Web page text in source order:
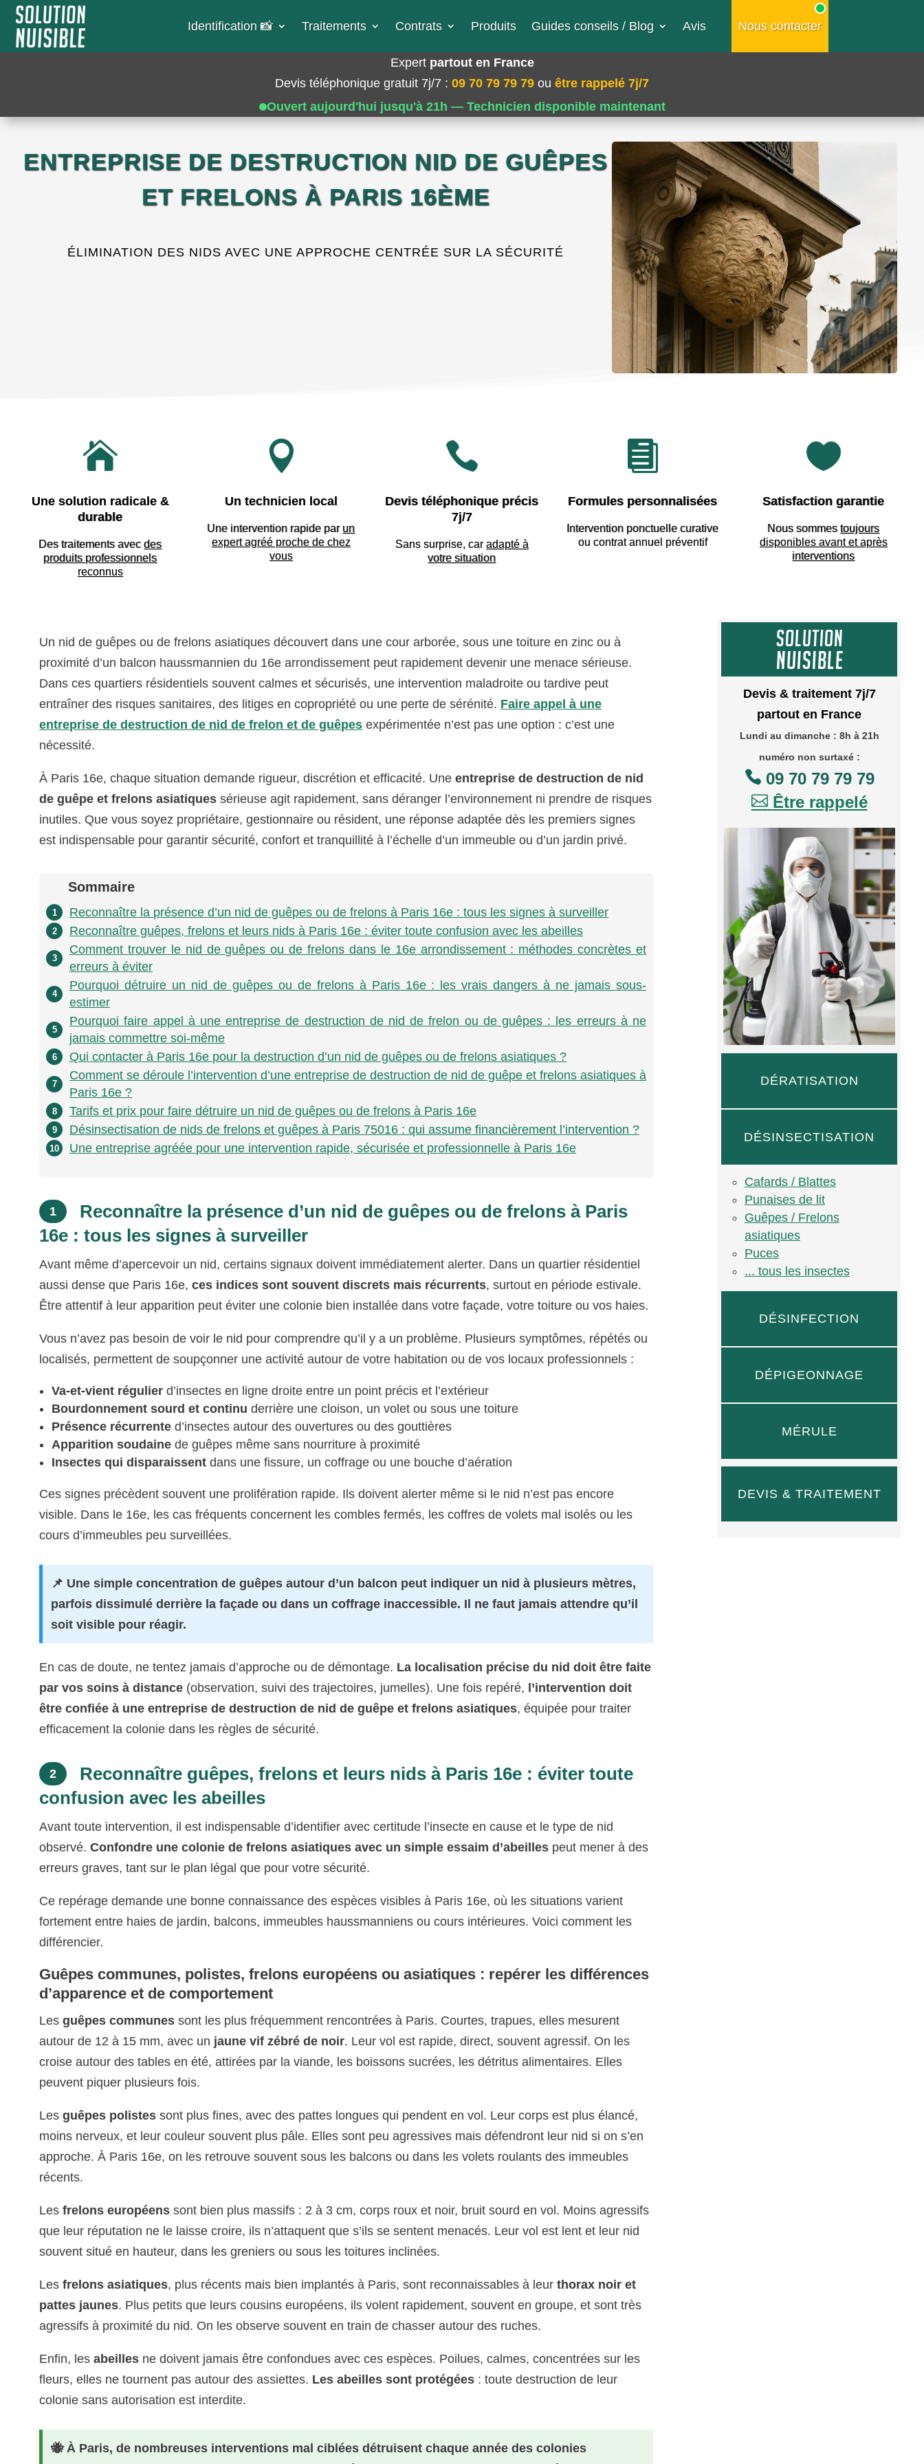
Identification 📸​ Traitements Contrats Produits Guides conseils / Blog Avis Nous contacter
Expert partout en France
Devis téléphonique gratuit 7j/7 : 09 70 79 79 79 ou être rappelé 7j/7
Ouvert aujourd'hui jusqu'à 21h — Technicien disponible maintenant
ENTREPRISE DE DESTRUCTION NID DE GUÊPES
ET FRELONS À PARIS 16ÈME
ÉLIMINATION DES NIDS AVEC UNE APPROCHE CENTRÉE SUR LA SÉCURITÉ

Une solution radicale &
durable
Des traitements avecdes
produits professionnels
reconnus

Un technicien local
Une intervention rapide par un
expert agréé proche de chez
vous

Devis téléphonique précis
7j/7
Sans surprise, car adapté à
votre situation

Formules personnalisées
Intervention ponctuelle curative
ou contrat annuel préventif

Satisfaction garantie
Nous sommestoujours
disponibles avant et après
interventions
Un nid de guêpes ou de frelons asiatiques découvert dans une cour arborée, sous une toiture en zinc ou à
proximité d’un balcon haussmannien du 16e arrondissement peut rapidement devenir une menace sérieuse.
Dans ces quartiers résidentiels souvent calmes et sécurisés, une intervention maladroite ou tardive peut
entraîner des risques sanitaires, des litiges en copropriété ou une perte de sérénité. Faire appel à une
entreprise de destruction de nid de frelon et de guêpes expérimentée n’est pas une option : c’est une
nécessité.
À Paris 16e, chaque situation demande rigueur, discrétion et efficacité. Uneentreprise de destruction de nid
de guêpe et frelons asiatiques sérieuse agit rapidement, sans déranger l’environnement ni prendre de risques
inutiles. Que vous soyez propriétaire, gestionnaire ou résident, une réponse adaptée dès les premiers signes
est indispensable pour garantir sécurité, confort et tranquillité à l’échelle d’un immeuble ou d’un jardin privé.
Sommaire
1 Reconnaître la présence d’un nid de guêpes ou de frelons à Paris 16e : tous les signes à surveiller
2 Reconnaître guêpes, frelons et leurs nids à Paris 16e : éviter toute confusion avec les abeilles
3
Comment trouver le nid de guêpes ou de frelons dans le 16e arrondissement : méthodes concrètes et
erreurs à éviter
4
Pourquoi détruire un nid de guêpes ou de frelons à Paris 16e : les vrais dangers à ne jamais sous-
estimer
5
Pourquoi faire appel à une entreprise de destruction de nid de frelon ou de guêpes : les erreurs à ne
jamais commettre soi-même
6 Qui contacter à Paris 16e pour la destruction d’un nid de guêpes ou de frelons asiatiques ?
7
Comment se déroule l’intervention d’une entreprise de destruction de nid de guêpe et frelons asiatiques à
Paris 16e ?
8 Tarifs et prix pour faire détruire un nid de guêpes ou de frelons à Paris 16e
9 Désinsectisation de nids de frelons et guêpes à Paris 75016 : qui assume financièrement l’intervention ?
10 Une entreprise agréée pour une intervention rapide, sécurisée et professionnelle à Paris 16e
1
Reconnaître la présence d’un nid de guêpes ou de frelons à Paris
16e : tous les signes à surveiller
Avant même d’apercevoir un nid, certains signaux doivent immédiatement alerter. Dans un quartier résidentiel
aussi dense que Paris 16e,ces indices sont souvent discrets mais récurrents, surtout en période estivale.
Être attentif à leur apparition peut éviter une colonie bien installée dans votre façade, votre toiture ou vos haies.
Vous n’avez pas besoin de voir le nid pour comprendre qu’il y a un problème. Plusieurs symptômes, répétés ou
localisés, permettent de soupçonner une activité autour de votre habitation ou de vos locaux professionnels :
Va-et-vient régulier d’insectes en ligne droite entre un point précis et l’extérieur
Bourdonnement sourd et continu derrière une cloison, un volet ou sous une toiture
Présence récurrente d’insectes autour des ouvertures ou des gouttières
Apparition soudaine de guêpes même sans nourriture à proximité
Insectes qui disparaissent dans une fissure, un coffrage ou une bouche d’aération
Ces signes précèdent souvent une prolifération rapide. Ils doivent alerter même si le nid n’est pas encore
visible. Dans le 16e, les cas fréquents concernent les combles fermés, les coffres de volets mal isolés ou les
cours d’immeubles peu surveillées.
📌 Une simple concentration de guêpes autour d’un balcon peut indiquer un nid à plusieurs mètres,
parfois dissimulé derrière la façade ou dans un coffrage inaccessible. Il ne faut jamais attendre qu’il
soit visible pour réagir.
En cas de doute, ne tentez jamais d’approche ou de démontage. La localisation précise du nid doit être faite
par vos soins à distance (observation, suivi des trajectoires, jumelles). Une fois repéré, l’intervention doit
être confiée à une entreprise de destruction de nid de guêpe et frelons asiatiques, équipée pour traiter
efficacement la colonie dans les règles de sécurité.
2
Reconnaître guêpes, frelons et leurs nids à Paris 16e : éviter toute
confusion avec les abeilles
Avant toute intervention, il est indispensable d’identifier avec certitude l’insecte en cause et le type de nid
observé.Confondre une colonie de frelons asiatiques avec un simple essaim d’abeilles peut mener à des
erreurs graves, tant sur le plan légal que pour votre sécurité.
Ce repérage demande une bonne connaissance des espèces visibles à Paris 16e, où les situations varient
fortement entre haies de jardin, balcons, immeubles haussmanniens ou cours intérieures. Voici comment les
différencier.
Guêpes communes, polistes, frelons européens ou asiatiques : repérer les différences
d’apparence et de comportement
Lesguêpes communes sont les plus fréquemment rencontrées à Paris. Courtes, trapues, elles mesurent
autour de 12 à 15 mm, avec un jaune vif zébré de noir. Leur vol est rapide, direct, souvent agressif. On les
croise autour des tables en été, attirées par la viande, les boissons sucrées, les détritus alimentaires. Elles
peuvent piquer plusieurs fois.
Lesguêpes polistes sont plus fines, avec des pattes longues qui pendent en vol. Leur corps est plus élancé,
moins nerveux, et leur couleur souvent plus pâle. Elles sont peu agressives mais défendront leur nid si on s’en
approche. À Paris 16e, on les retrouve souvent sous les balcons ou dans les volets roulants des immeubles
récents.
Lesfrelons européens sont bien plus massifs : 2 à 3 cm, corps roux et noir, bruit sourd en vol. Moins agressifs
que leur réputation ne le laisse croire, ils n’attaquent que s’ils se sentent menacés. Leur vol est lent et leur nid
souvent situé en hauteur, dans les greniers ou sous les toitures inclinées.
Lesfrelons asiatiques, plus récents mais bien implantés à Paris, sont reconnaissables à leurthorax noir et
pattes jaunes. Plus petits que leurs cousins européens, ils volent rapidement, souvent en groupe, et sont très
agressifs à proximité du nid. On les observe souvent en train de chasser autour des ruches.
Enfin, lesabeilles ne doivent jamais être confondues avec ces espèces. Poilues, calmes, concentrées sur les
fleurs, elles ne tournent pas autour des assiettes. Les abeilles sont protégées : toute destruction de leur
colonie sans autorisation est interdite.
🐝 À Paris, de nombreuses interventions mal ciblées détruisent chaque année des colonies
Devis & traitement 7j/7
partout en France
Lundi au dimanche : 8h à 21h
numéro non surtaxé :
09 70 79 79 79
 Être rappelé
DÉRATISATION
DÉSINSECTISATION
Cafards / Blattes
Punaises de lit
Guêpes / Frelons
asiatiques
Puces
... tous les insectes
DÉSINFECTION
DÉPIGEONNAGE
MÉRULE
DEVIS & TRAITEMENT